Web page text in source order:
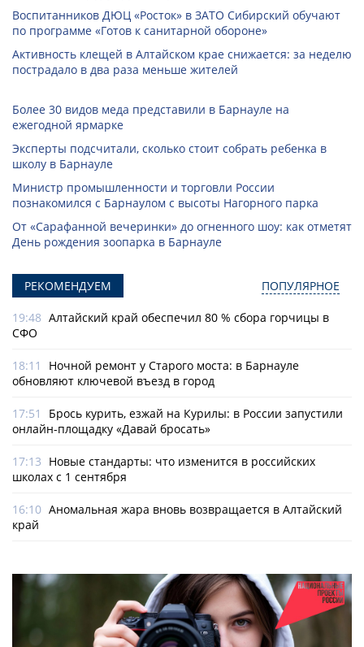
Воспитанников ДЮЦ «Росток» в ЗАТО Сибирский обучают
по программе «Готов к санитарной обороне»
Активность клещей в Алтайском крае снижается: за неделю
пострадало в два раза меньше жителей
Более 30 видов меда представили в Барнауле на
ежегодной ярмарке
Эксперты подсчитали, сколько стоит собрать ребенка в
школу в Барнауле
Министр промышленности и торговли России
познакомился с Барнаулом с высоты Нагорного парка
От «Сарафанной вечеринки» до огненного шоу: как отметят
День рождения зоопарка в Барнауле
РЕКОМЕНДУЕМ ПОПУЛЯРНОЕ
19:48 Алтайский край обеспечил 80 % сбора горчицы в
СФО
18:11
Ночной ремонт у Старого моста: в Барнауле
обновляют ключевой въезд в город
17:51
Брось курить, езжай на Курилы: в России запустили
онлайн-­площадку «Давай бросать»
17:13 Новые стандарты: что изменится в российских
школах с 1 сентября
16:10 Аномальная жара вновь возвращается в Алтайский
край